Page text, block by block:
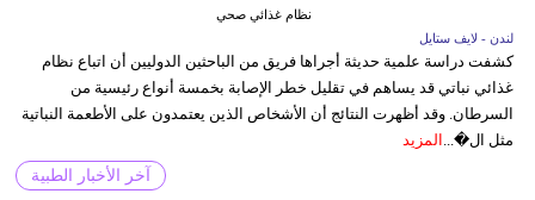
نظام غذائي صحي
لندن - لايف ستايل
كشفت دراسة علمية حديثة أجراها فريق من الباحثين الدوليين أن اتباع نظام
غذائي نباتي قد يساهم في تقليل خطر الإصابة بخمسة أنواع رئيسية من
السرطان. وقد أظهرت النتائج أن الأشخاص الذين يعتمدون على الأطعمة النباتية
مثل ال�...
المزيد
آخر الأخبار الطبية